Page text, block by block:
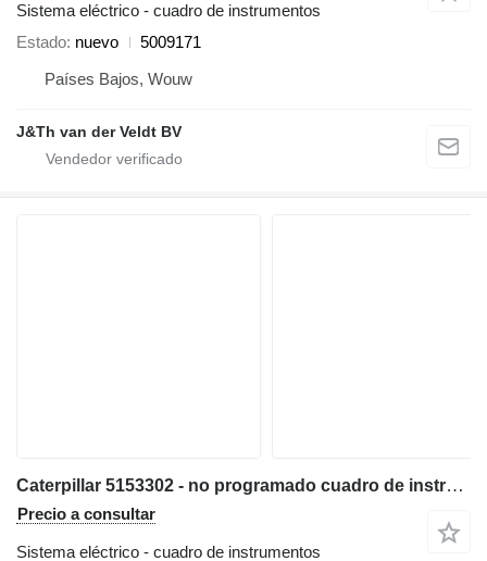
Sistema eléctrico - cuadro de instrumentos
Estado nuevo
5009171
Países Bajos, Wouw
J&Th van der Veldt BV
Caterpillar 5153302 - no programado cuadro de instrumentos para Caterpillar 538 558 568 C7.1 3499 320E 323E 314E 324E 316E 336E 318E 329E 349E 320F 330F 311F 391F 312F 352F 313F 323F 314F 374F 315F 325F 335F 316F 326F 318F 349F 320D2 330D2 340D2 323D2 326D2 336D2 329D2 349D2 MH3295 excavadora
Precio a consultar
Sistema eléctrico - cuadro de instrumentos